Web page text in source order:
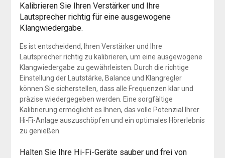
Kalibrieren Sie Ihren Verstärker und Ihre
Lautsprecher richtig für eine ausgewogene
Klangwiedergabe.
Es ist entscheidend, Ihren Verstärker und Ihre
Lautsprecher richtig zu kalibrieren, um eine ausgewogene
Klangwiedergabe zu gewährleisten. Durch die richtige
Einstellung der Lautstärke, Balance und Klangregler
können Sie sicherstellen, dass alle Frequenzen klar und
präzise wiedergegeben werden. Eine sorgfältige
Kalibrierung ermöglicht es Ihnen, das volle Potenzial Ihrer
Hi-Fi-Anlage auszuschöpfen und ein optimales Hörerlebnis
zu genießen.
Halten Sie Ihre Hi-Fi-Geräte sauber und frei von